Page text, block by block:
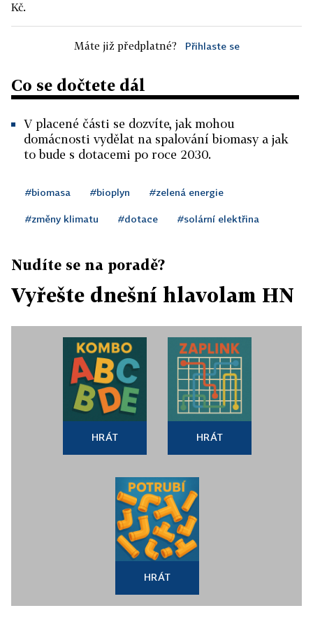
Kč.
Máte již předplatné? Přihlaste se
Co se dočtete dál
V placené části se dozvíte, jak mohou
domácnosti vydělat na spalování biomasy a jak
to bude s dotacemi po roce 2030.
#biomasa #bioplyn #zelená energie
#změny klimatu #dotace #solární elektřina
Nudíte se na poradě?
Vyřešte dnešní hlavolam HN
HRÁT HRÁT
HRÁT